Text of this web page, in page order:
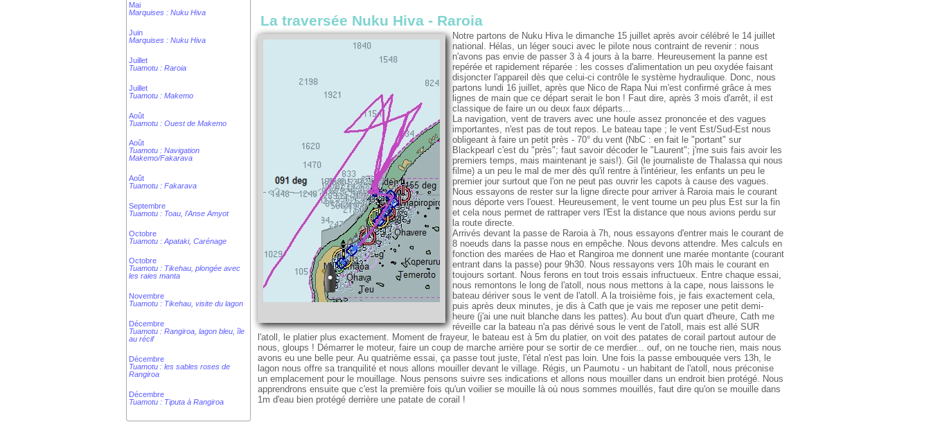
Mai
Marquises : Nuku Hiva
Juin
Marquises : Nuku Hiva
Juillet
Tuamotu : Raroia
Juillet
Tuamotu : Makemo
Août
Tuamotu : Ouest de Makemo
Août
Tuamotu : Navigation
Makemo/Fakarava
Août
Tuamotu : Fakarava
Septembre
Tuamotu : Toau, l'Anse Amyot
Octobre
Tuamotu : Apataki, Carénage
Octobre
Tuamotu : Tikehau, plongée avec
les raies manta
Novembre
Tuamotu : Tikehau, visite du lagon
Décembre
Tuamotu : Rangiroa, lagon bleu, île
au récif
Décembre
Tuamotu : les sables roses de
Rangiroa
Décembre
Tuamotu : Tiputa à Rangiroa
La traversée Nuku Hiva - Raroia
Notre partons de Nuku Hiva le dimanche 15 juillet après avoir célébré le 14 juillet
national. Hélas, un léger souci avec le pilote nous contraint de revenir : nous
n'avons pas envie de passer 3 à 4 jours à la barre. Heureusement la panne est
repérée et rapidement réparée : les cosses d'alimentation un peu oxydée faisant
disjoncter l'appareil dès que celui-ci contrôle le système hydraulique. Donc, nous
partons lundi 16 juillet, après que Nico de Rapa Nui m'est confirmé grâce à mes
lignes de main que ce départ serait le bon ! Faut dire, après 3 mois d'arrêt, il est
classique de faire un ou deux faux départs...
La navigation, vent de travers avec une houle assez prononcée et des vagues
importantes, n'est pas de tout repos. Le bateau tape ; le vent Est/Sud-Est nous
obligeant à faire un petit près - 70° du vent (NbC : en fait le "portant" sur
Blackpearl c'est du "près"; faut savoir décoder le "Laurent"; j'me suis fais avoir les
premiers temps, mais maintenant je sais!). Gil (le journaliste de Thalassa qui nous
filme) a un peu le mal de mer dès qu'il rentre à l'intérieur, les enfants un peu le
premier jour surtout que l'on ne peut pas ouvrir les capots à cause des vagues.
Nous essayons de rester sur la ligne directe pour arriver à Raroia mais le courant
nous déporte vers l'ouest. Heureusement, le vent tourne un peu plus Est sur la fin
et cela nous permet de rattraper vers l'Est la distance que nous avions perdu sur
la route directe.
Arrivés devant la passe de Raroia à 7h, nous essayons d'entrer mais le courant de
8 noeuds dans la passe nous en empêche. Nous devons attendre. Mes calculs en
fonction des marées de Hao et Rangiroa me donnent une marée montante (courant
entrant dans la passe) pour 9h30. Nous ressayons vers 10h mais le courant en
toujours sortant. Nous ferons en tout trois essais infructueux. Entre chaque essai,
nous remontons le long de l'atoll, nous nous mettons à la cape, nous laissons le
bateau dériver sous le vent de l'atoll. A la troisième fois, je fais exactement cela,
puis après deux minutes, je dis à Cath que je vais me reposer une petit demi-
heure (j'ai une nuit blanche dans les pattes). Au bout d'un quart d'heure, Cath me
réveille car la bateau n'a pas dérivé sous le vent de l'atoll, mais est allé SUR
l'atoll, le platier plus exactement. Moment de frayeur, le bateau est à 5m du platier, on voit des patates de corail partout autour de
nous, gloups ! Démarrer le moteur, faire un coup de marche arrière pour se sortir de ce merdier... ouf, on ne touche rien, mais nous
avons eu une belle peur. Au quatrième essai, ça passe tout juste, l'étal n'est pas loin. Une fois la passe embouquée vers 13h, le
lagon nous offre sa tranquilité et nous allons mouiller devant le village. Régis, un Paumotu - un habitant de l'atoll, nous préconise
un emplacement pour le mouillage. Nous pensons suivre ses indications et allons nous mouiller dans un endroit bien protégé. Nous
apprendrons ensuite que c'est la première fois qu'un voilier se mouille là où nous sommes mouillés, faut dire qu'on se mouille dans
1m d'eau bien protégé derrière une patate de corail !